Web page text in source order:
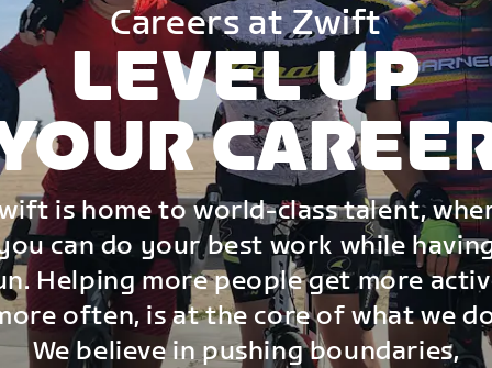
Careers at Zwift
LEVEL UP
is home to world-class talent,
can do your best work while
Helping more people get more
often, is at the core of what we
We believe in pushing boundaries,